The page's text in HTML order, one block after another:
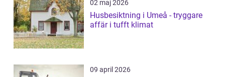
02 maj 2026
Husbesiktning i Umeå - tryggare
affär i tufft klimat
09 april 2026